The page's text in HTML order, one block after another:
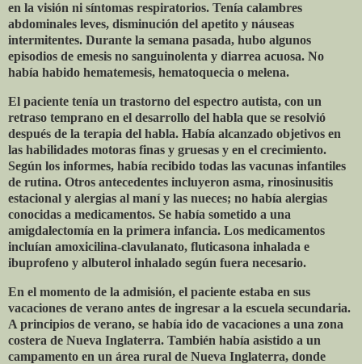
en la visión ni síntomas respiratorios. Tenía calambres
abdominales leves, disminución del apetito y náuseas
intermitentes. Durante la semana pasada, hubo algunos
episodios de emesis no sanguinolenta y diarrea acuosa. No
había habido hematemesis, hematoquecia o melena.
El paciente tenía un trastorno del espectro autista, con un
retraso temprano en el desarrollo del habla que se resolvió
después de la terapia del habla. Había alcanzado objetivos en
las habilidades motoras finas y gruesas y en el crecimiento.
Según los informes, había recibido todas las vacunas infantiles
de rutina. Otros antecedentes incluyeron asma, rinosinusitis
estacional y alergias al maní y las nueces; no había alergias
conocidas a medicamentos. Se había sometido a una
amigdalectomía en la primera infancia. Los medicamentos
incluían amoxicilina-clavulanato, fluticasona inhalada e
ibuprofeno y albuterol inhalado según fuera necesario.
En el momento de la admisión, el paciente estaba en sus
vacaciones de verano antes de ingresar a la escuela secundaria.
A principios de verano, se había ido de vacaciones a una zona
costera de Nueva Inglaterra. También había asistido a un
campamento en un área rural de Nueva Inglaterra, donde